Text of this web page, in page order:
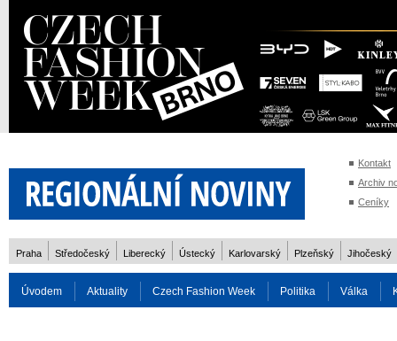
Kontakt
Archiv
Ceníky
Praha Středočeský Liberecký Ústecký Karlovarský Plzeňský Jihočeský
Úvodem Aktuality Czech Fashion Week Politika Válka